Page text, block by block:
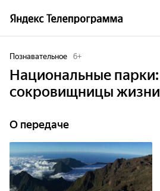
Познавательное 6+
Национальные парки:
сокровищницы жизни
О передаче